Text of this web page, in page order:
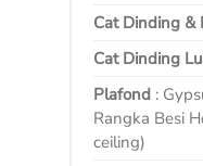
Cat Dinding &
Cat Dinding
Plafond :
Rangka Besi
ceiling)